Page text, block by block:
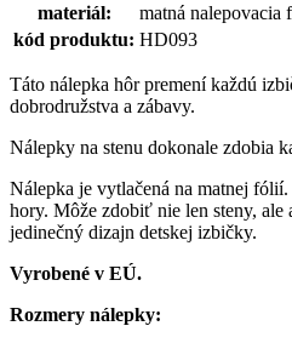
materiál:
matná nalepovacia
kód produktu: HD093
Táto nálepka hôr premení každú
dobrodružstva a zábavy.
Nálepky na stenu dokonale zdobia
Nálepka je vytlačená na matnej
hory. Môže zdobiť nie len steny,
jedinečný dizajn detskej izbičky.
Vyrobené v EÚ.
Rozmery nálepky: